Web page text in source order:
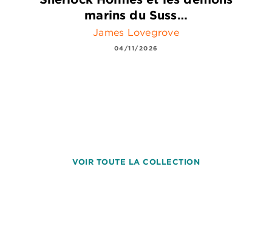
marins du Suss…
James Lovegrove
04/11/2026
VOIR TOUTE LA COLLECTION